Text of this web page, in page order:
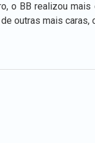
o BB realizou
outras mais